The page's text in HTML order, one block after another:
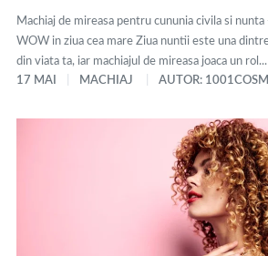
Machiaj de mireasa pentru cununia civila si
WOW in ziua cea mare Ziua nuntii este una
din viata ta, iar machiajul de mireasa joaca un rol...
17 MAI
MACHIAJ AUTOR: